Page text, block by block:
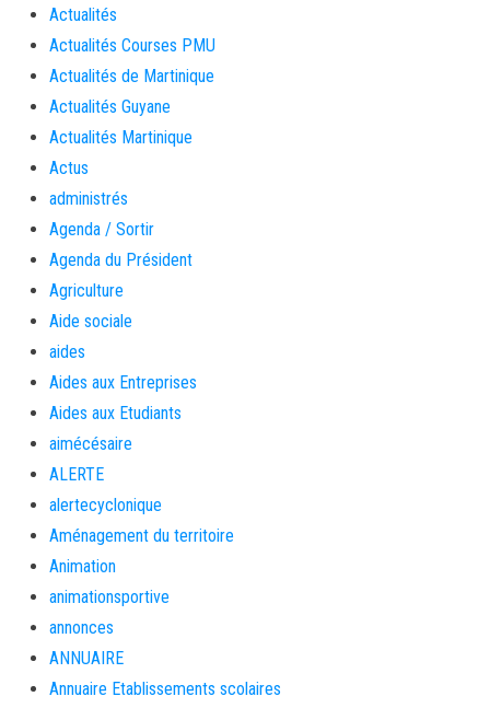
Actualités
Actualités Courses PMU
Actualités de Martinique
Actualités Guyane
Actualités Martinique
Actus
administrés
Agenda / Sortir
Agenda du Président
Agriculture
Aide sociale
aides
Aides aux Entreprises
Aides aux Etudiants
aimécésaire
ALERTE
alertecyclonique
Aménagement du territoire
Animation
animationsportive
annonces
ANNUAIRE
Annuaire Etablissements scolaires